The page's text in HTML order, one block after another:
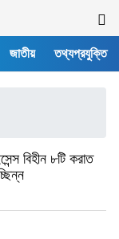
জাতীয় তথ্যপ্রযুক্তি
বিহীন ৮টি করাত